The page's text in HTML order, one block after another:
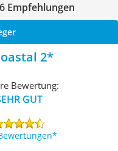
Empfehlungen
2
Bewertung:
GUT